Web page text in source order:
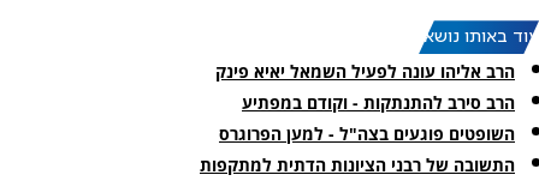
עוד באותו נושא:
הרב אליהו עונה לפעיל השמאל יאיא פינק
הרב סירב להתנתקות - וקודם במפתיע
השופטים פוגעים בצה"ל - למען הפרוגרס
התשובה של רבני הציונות הדתית למתקפות